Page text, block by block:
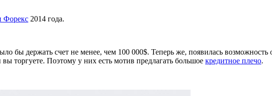
Форекс 2014 года.
бы держать счет не менее, чем 100 000$. Теперь же, появилась
торгуете. Поэтому у них есть мотив предлагать большое кредитное плечо.